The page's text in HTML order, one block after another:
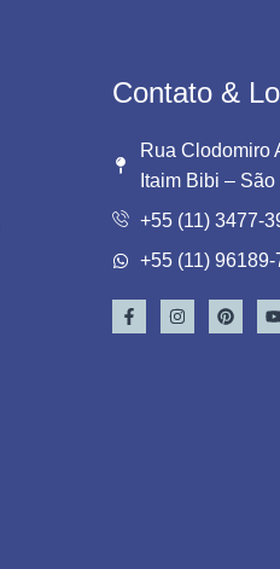
Contato &
Rua Clodomiro
Itaim Bibi –
+55 (11) 3477-
+55 (11) 96189-